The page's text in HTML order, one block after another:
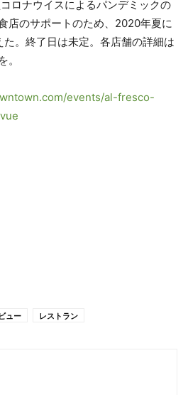
ロナウイスによるパンデミックの
店のサポートのため、2020年夏に
。終了日は未定。各店舗の詳細は
。
events/al-fresco-
ュー レストラン